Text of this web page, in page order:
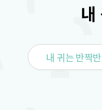
내
내 귀는 반짝